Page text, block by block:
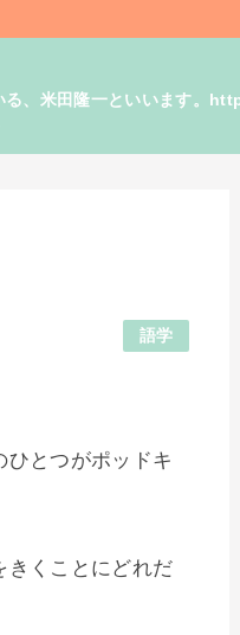
、米田隆一といいます。
語学
とつがポッドキ
きくことにどれだ